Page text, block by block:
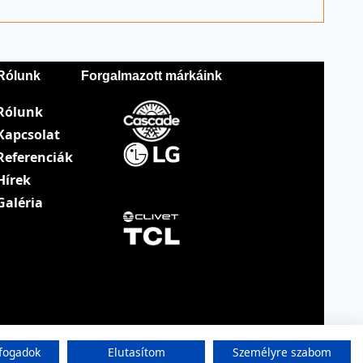
Forgalmazott márkáink
Elutasítom Személyre szabom